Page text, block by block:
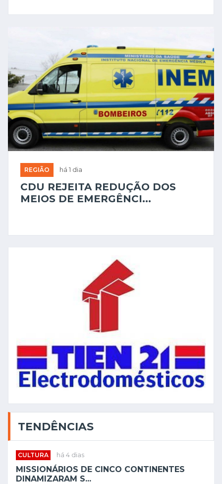
REGIÃO há 1 dia
CDU REJEITA REDUÇÃO DOS
MEIOS DE EMERGÊNCI...
TENDÊNCIAS
CULTURA há 4 dias
MISSIONÁRIOS DE CINCO CONTINENTES
DINAMIZARAM S...